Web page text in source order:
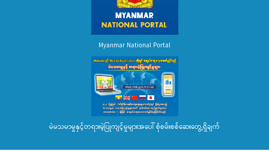
Myanmar National Portal
မဲမသမာမှုနှင့်တရားမဲ့ပြုကျင့်မှုများအပေါ် စုံစမ်းစစ်ဆေးတွေ့ရှိချက်